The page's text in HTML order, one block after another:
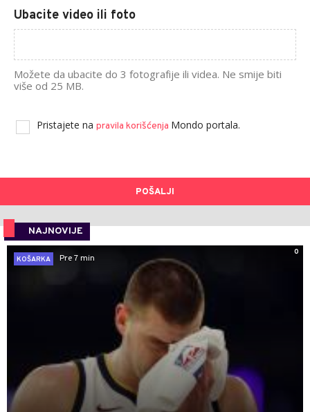
Ubacite video ili foto
Možete da ubacite do 3 fotografije ili videa. Ne smije biti
više od 25 MB.
Pristajete na pravila korišćenja Mondo portala.
POŠALJI
NAJNOVIJE
0
KOŠARKA
Pre 7 min